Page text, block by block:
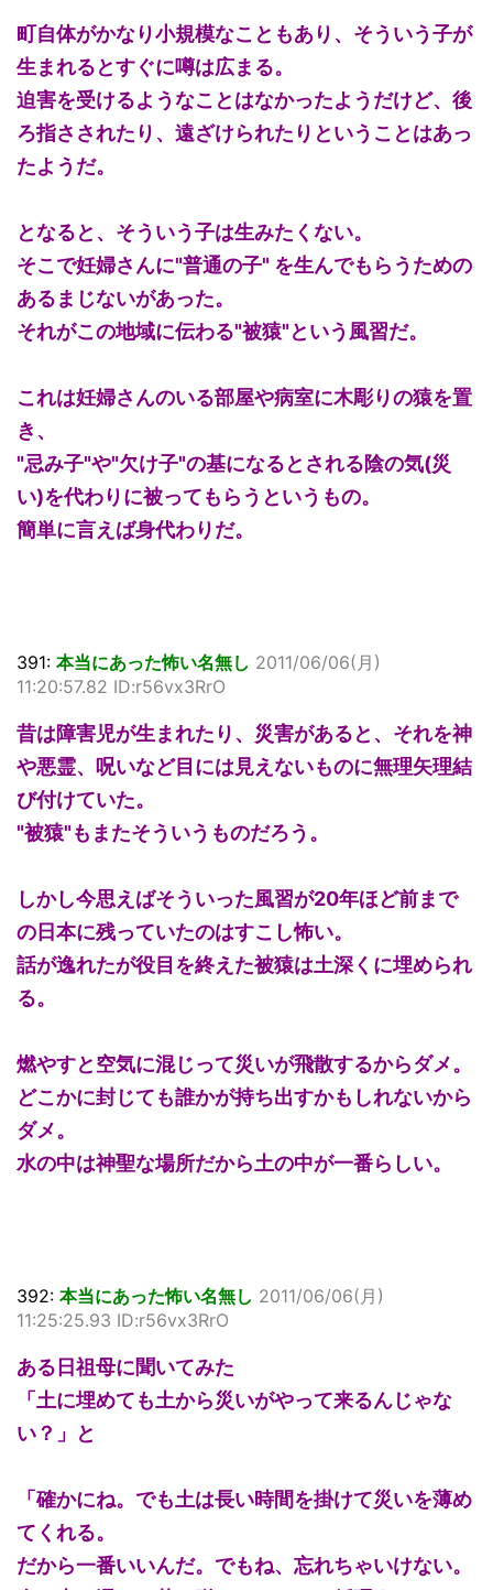
町自体がかなり小規模なこともあり、そういう子が
生まれるとすぐに噂は広まる。
迫害を受けるようなことはなかったようだけど、後
ろ指さされたり、遠ざけられたりということはあっ
たようだ。
となると、そういう子は生みたくない。
そこで妊婦さんに"普通の子" を生んでもらうための
あるまじないがあった。
それがこの地域に伝わる"被猿"という風習だ。
これは妊婦さんのいる部屋や病室に木彫りの猿を置
き、
"忌み子"や"欠け子"の基になるとされる陰の気(災
い)を代わりに被ってもらうというもの。
簡単に言えば身代わりだ。
391: 本当にあった怖い名無し 2011/06/06(月)
11:20:57.82 ID:r56vx3RrO
昔は障害児が生まれたり、災害があると、それを神
や悪霊、呪いなど目には見えないものに無理矢理結
び付けていた。
"被猿"もまたそういうものだろう。
しかし今思えばそういった風習が20年ほど前まで
の日本に残っていたのはすこし怖い。
話が逸れたが役目を終えた被猿は土深くに埋められ
る。
燃やすと空気に混じって災いが飛散するからダメ。
どこかに封じても誰かが持ち出すかもしれないから
ダメ。
水の中は神聖な場所だから土の中が一番らしい。
392: 本当にあった怖い名無し 2011/06/06(月)
11:25:25.93 ID:r56vx3RrO
ある日祖母に聞いてみた
「土に埋めても土から災いがやって来るんじゃな
い？」と
「確かにね。でも土は長い時間を掛けて災いを薄め
てくれる。
だから一番いいんだ。でもね、忘れちゃいけない。